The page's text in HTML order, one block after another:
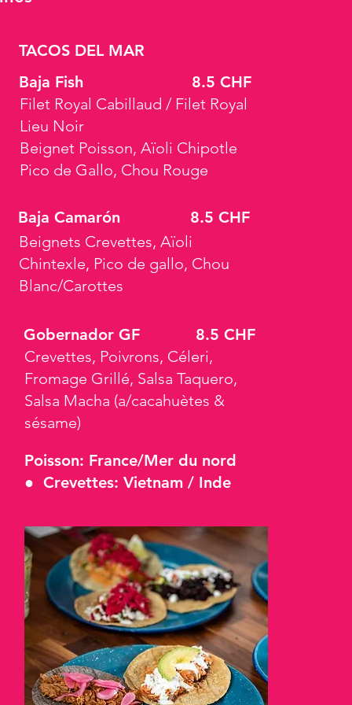
TACOS DEL MAR
Baja Fish
8.5 CHF
Filet Royal Cabillaud / Filet Royal
Lieu Noir
Beignet Poisson, Aïoli Chipotle
Pico de Gallo, Chou Rouge
Baja Camarón
8.5 CHF
Beignets Crevettes, Aïoli
Chintexle, Pico de gallo, Chou
Blanc/Carottes
Gobernador GF
8.5 CHF
Crevettes, Poivrons, Céleri,
Fromage Grillé, Salsa Taquero,
Salsa Macha (a/cacahuètes &
sésame)
Poisson: France/Mer du nord
● Crevettes: Vietnam / Inde